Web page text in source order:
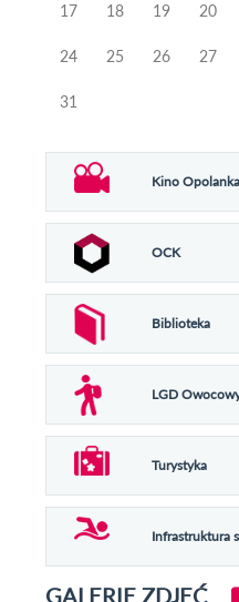
17 18 19 20
24 25 26 27
31
Kino Opolanka
OCK
Biblioteka
LGD
Turystyka
Infrastruktura
GALERIE ZDJĘĆ